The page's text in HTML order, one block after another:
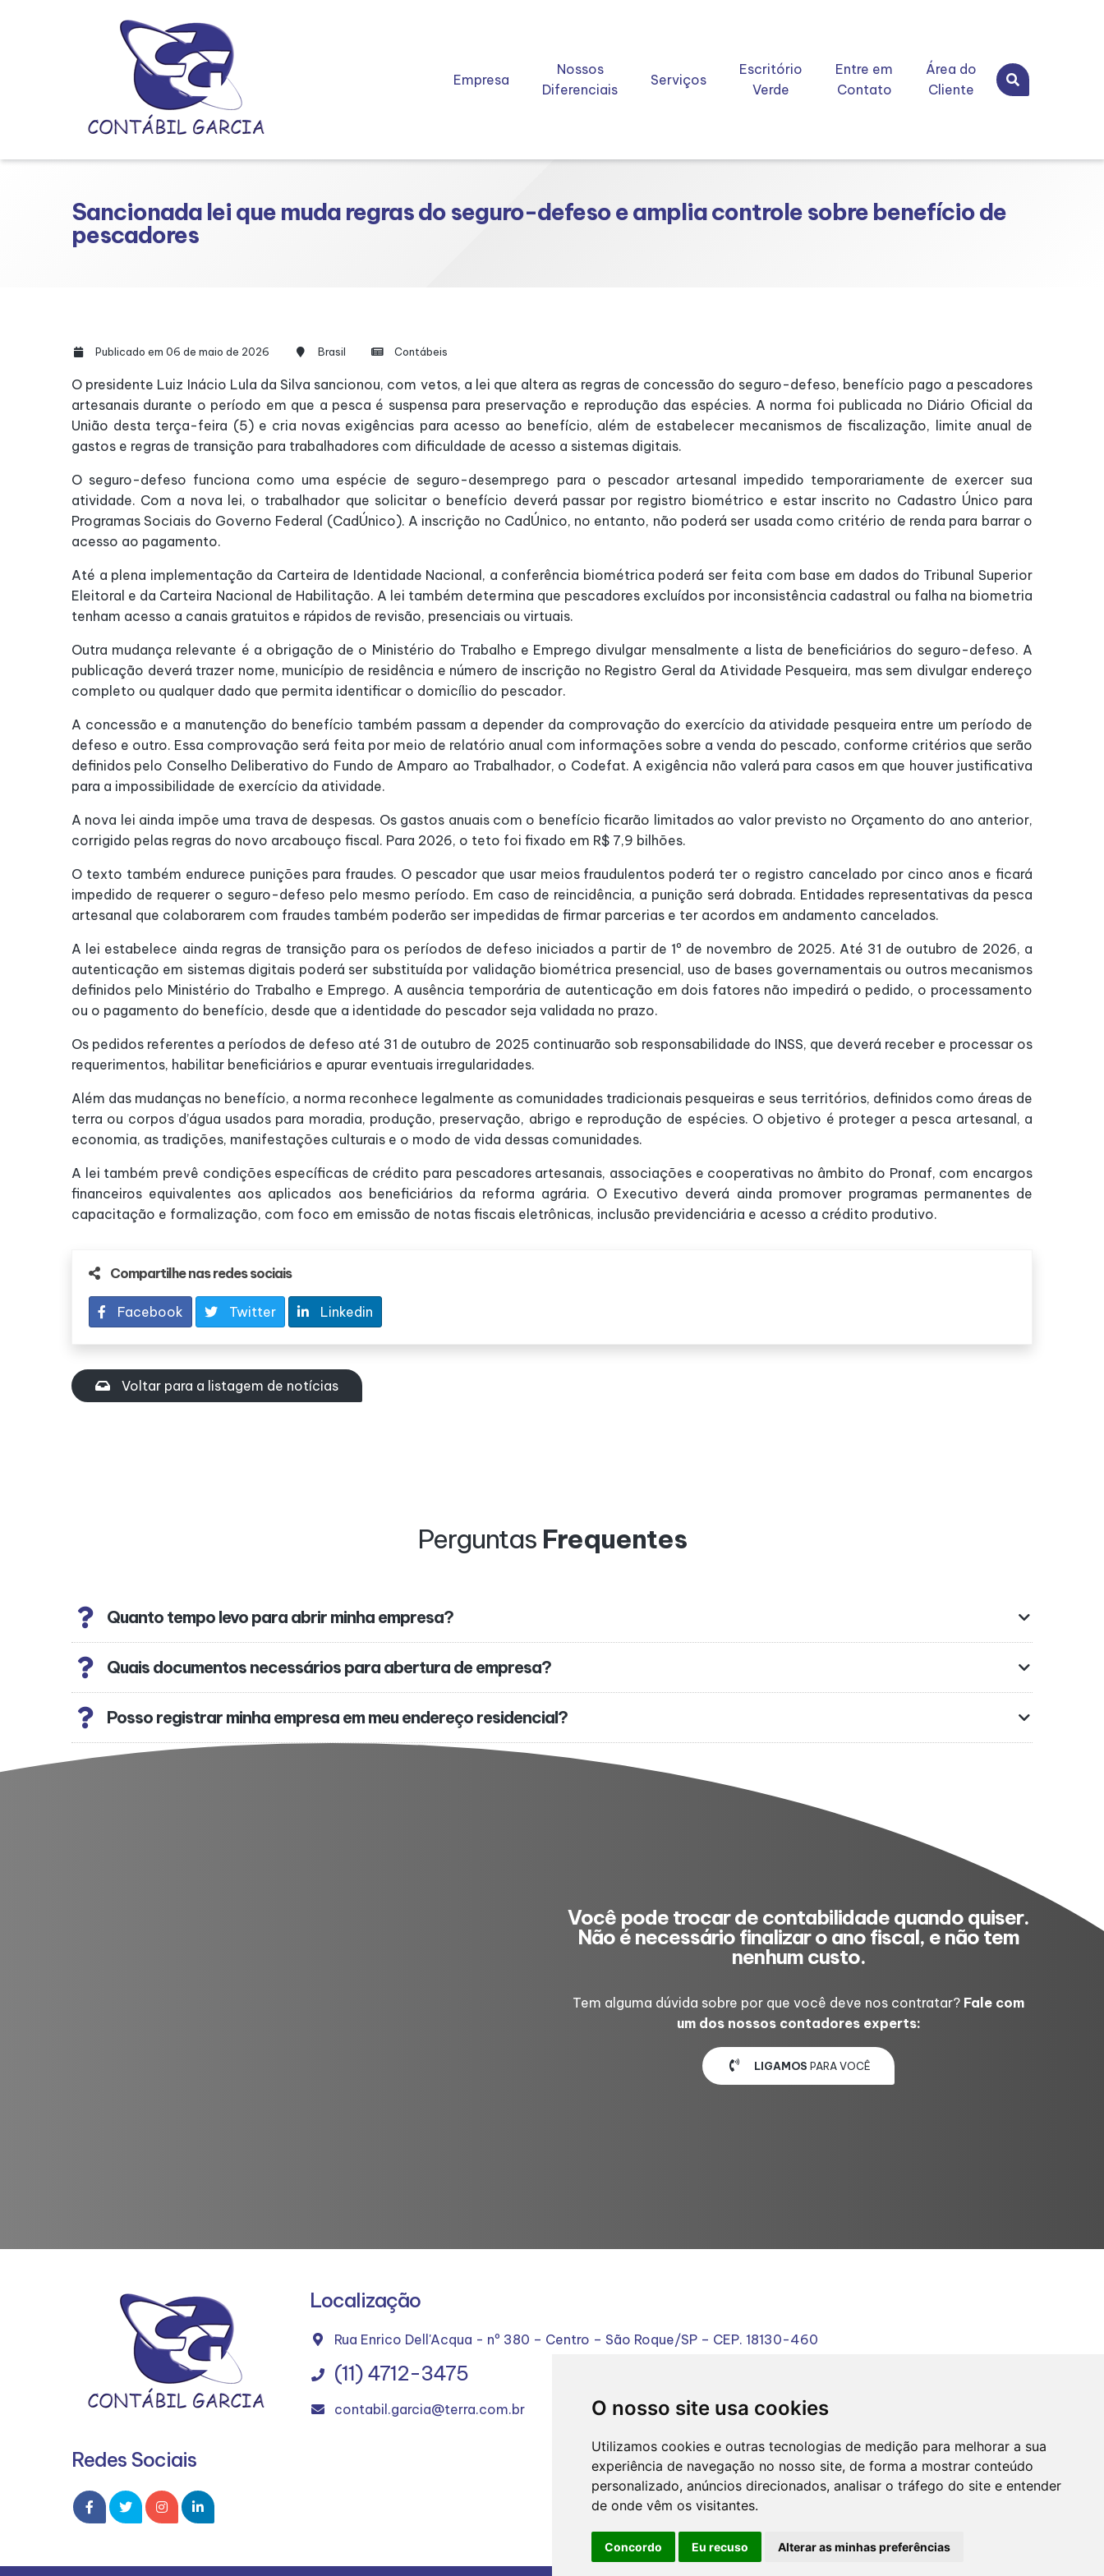
O nosso site usa cookies
Utilizamos cookies e outras tecnologias de medição para melhorar a sua
experiência de navegação no nosso site, de forma a mostrar conteúdo
personalizado, anúncios direcionados, analisar o tráfego do site e entender
de onde vêm os visitantes.
Concordo Eu recuso Alterar as minhas preferências
Empresa
Nossos
Diferenciais
Serviços
Escritório
Verde
Entre em
Contato
Área do
Cliente
Sancionada lei que muda regras do seguro-defeso e amplia controle sobre benefício de
pescadores
Publicado em 06 de maio de 2026 Brasil Contábeis
O presidente Luiz Inácio Lula da Silva sancionou, com vetos, a lei que altera as regras de concessão do seguro-defeso, benefício pago a pescadores
artesanais durante o período em que a pesca é suspensa para preservação e reprodução das espécies. A norma foi publicada no Diário Oficial da
União desta terça-feira (5) e cria novas exigências para acesso ao benefício, além de estabelecer mecanismos de fiscalização, limite anual de
gastos e regras de transição para trabalhadores com dificuldade de acesso a sistemas digitais.
O seguro-defeso funciona como uma espécie de seguro-desemprego para o pescador artesanal impedido temporariamente de exercer sua
atividade. Com a nova lei, o trabalhador que solicitar o benefício deverá passar por registro biométrico e estar inscrito no Cadastro Único para
Programas Sociais do Governo Federal (CadÚnico). A inscrição no CadÚnico, no entanto, não poderá ser usada como critério de renda para barrar o
acesso ao pagamento.
Até a plena implementação da Carteira de Identidade Nacional, a conferência biométrica poderá ser feita com base em dados do Tribunal Superior
Eleitoral e da Carteira Nacional de Habilitação. A lei também determina que pescadores excluídos por inconsistência cadastral ou falha na biometria
tenham acesso a canais gratuitos e rápidos de revisão, presenciais ou virtuais.
Outra mudança relevante é a obrigação de o Ministério do Trabalho e Emprego divulgar mensalmente a lista de beneficiários do seguro-defeso. A
publicação deverá trazer nome, município de residência e número de inscrição no Registro Geral da Atividade Pesqueira, mas sem divulgar endereço
completo ou qualquer dado que permita identificar o domicílio do pescador.
A concessão e a manutenção do benefício também passam a depender da comprovação do exercício da atividade pesqueira entre um período de
defeso e outro. Essa comprovação será feita por meio de relatório anual com informações sobre a venda do pescado, conforme critérios que serão
definidos pelo Conselho Deliberativo do Fundo de Amparo ao Trabalhador, o Codefat. A exigência não valerá para casos em que houver justificativa
para a impossibilidade de exercício da atividade.
A nova lei ainda impõe uma trava de despesas. Os gastos anuais com o benefício ficarão limitados ao valor previsto no Orçamento do ano anterior,
corrigido pelas regras do novo arcabouço fiscal. Para 2026, o teto foi fixado em R$ 7,9 bilhões.
O texto também endurece punições para fraudes. O pescador que usar meios fraudulentos poderá ter o registro cancelado por cinco anos e ficará
impedido de requerer o seguro-defeso pelo mesmo período. Em caso de reincidência, a punição será dobrada. Entidades representativas da pesca
artesanal que colaborarem com fraudes também poderão ser impedidas de firmar parcerias e ter acordos em andamento cancelados.
A lei estabelece ainda regras de transição para os períodos de defeso iniciados a partir de 1º de novembro de 2025. Até 31 de outubro de 2026, a
autenticação em sistemas digitais poderá ser substituída por validação biométrica presencial, uso de bases governamentais ou outros mecanismos
definidos pelo Ministério do Trabalho e Emprego. A ausência temporária de autenticação em dois fatores não impedirá o pedido, o processamento
ou o pagamento do benefício, desde que a identidade do pescador seja validada no prazo.
Os pedidos referentes a períodos de defeso até 31 de outubro de 2025 continuarão sob responsabilidade do INSS, que deverá receber e processar os
requerimentos, habilitar beneficiários e apurar eventuais irregularidades.
Além das mudanças no benefício, a norma reconhece legalmente as comunidades tradicionais pesqueiras e seus territórios, definidos como áreas de
terra ou corpos d’água usados para moradia, produção, preservação, abrigo e reprodução de espécies. O objetivo é proteger a pesca artesanal, a
economia, as tradições, manifestações culturais e o modo de vida dessas comunidades.
A lei também prevê condições específicas de crédito para pescadores artesanais, associações e cooperativas no âmbito do Pronaf, com encargos
financeiros equivalentes aos aplicados aos beneficiários da reforma agrária. O Executivo deverá ainda promover programas permanentes de
capacitação e formalização, com foco em emissão de notas fiscais eletrônicas, inclusão previdenciária e acesso a crédito produtivo.
Compartilhe nas redes sociais
Facebook Twitter Linkedin
Voltar para a listagem de notícias
Perguntas Frequentes
Quanto tempo levo para abrir minha empresa?
Quais documentos necessários para abertura de empresa?
Posso registrar minha empresa em meu endereço residencial?
Você pode trocar de contabilidade quando quiser.
Não é necessário finalizar o ano fiscal, e não tem
nenhum custo.
Tem alguma dúvida sobre por que você deve nos contratar? Fale com
um dos nossos contadores experts:
LIGAMOS PARA VOCÊ
Redes Sociais
Localização
Rua Enrico Dell'Acqua - nº 380 – Centro – São Roque/SP – CEP. 18130-460
(11) 4712-3475
contabil.garcia@terra.com.br